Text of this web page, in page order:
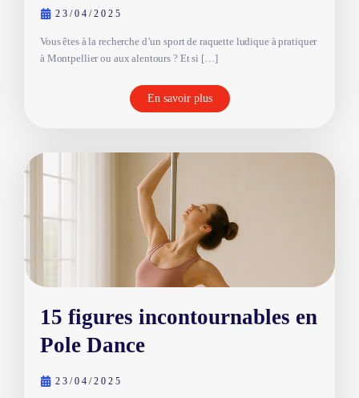
23/04/2025
Vous êtes à la recherche d’un sport de raquette ludique à pratiquer
à Montpellier ou aux alentours ? Et si […]
En savoir plus
15 figures incontournables en
Pole Dance
23/04/2025